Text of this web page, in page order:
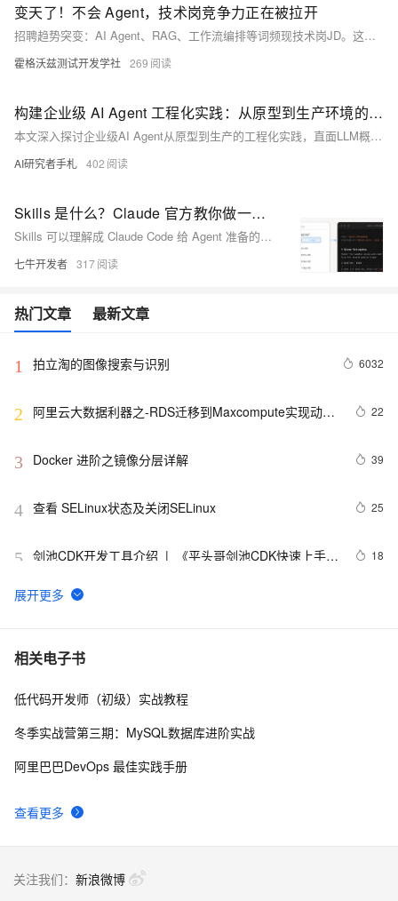
变天了！不会 Agent，技术岗竞争力正在被拉开
招聘趋势突变：AI Agent、RAG、工作流编排等词频现技术岗JD。这标志着企业需求从“会写代码”转向“会用AI落地业务”——测试开发尤需关注，因需求分析、用例生成、日志诊断等高重复、强流程场景，正成为Agent最佳实践入口。
霍格沃兹测试开发学社 269
构建企业级 AI Agent 工程化实践：从原型到生产环境的跨越
本文深入探讨企业级AI Agent从原型到生产的工程化实践，直面LLM概率性与业务确定性的根本矛盾，提出“LLM负责感知推理、代码保障逻辑执行”的混合架构。系统阐述可观测性、安全护栏、性能优化、数据管理四大工程支柱，并结合IT运维、金融合规等实战场景，提供可落地的LLMOps方法论。
AI研究者手札 402
Skills 是什么？Claude 官方教你做一个好用的 Skill
Skills 可以理解成 Claude Code 给 Agent 准备的任务经验包。它把一类任务里反复出现的说明、脚本、模板、配置、坑点和历史记录放在一起，让 Claude 下次遇到类似任务时，可以直接复用已有经验。
七牛开发者 317
热门文章 最新文章
1 拍立淘的图像搜索与识别 6032
2
阿里云大数据利器之-RDS迁移到Maxcompute实现动态
22
3 Docker 进阶之镜像分层详解 39
4 查看 SELinux状态及关闭SELinux 25
5 剑池CDK开发工具介绍  |  《平头哥剑池CDK快速上手指
18
6 WebAssembly 在 MOSN 中的实践 - 基础框架篇
7 userdel使用说明
8 自己看系统的“系统还原”
相关电子书
查看更多
低代码开发师（初级）实战教程
冬季实战营第三期：MySQL数据库进阶实战
阿里巴巴DevOps 最佳实践手册
关注我们： 新浪微博